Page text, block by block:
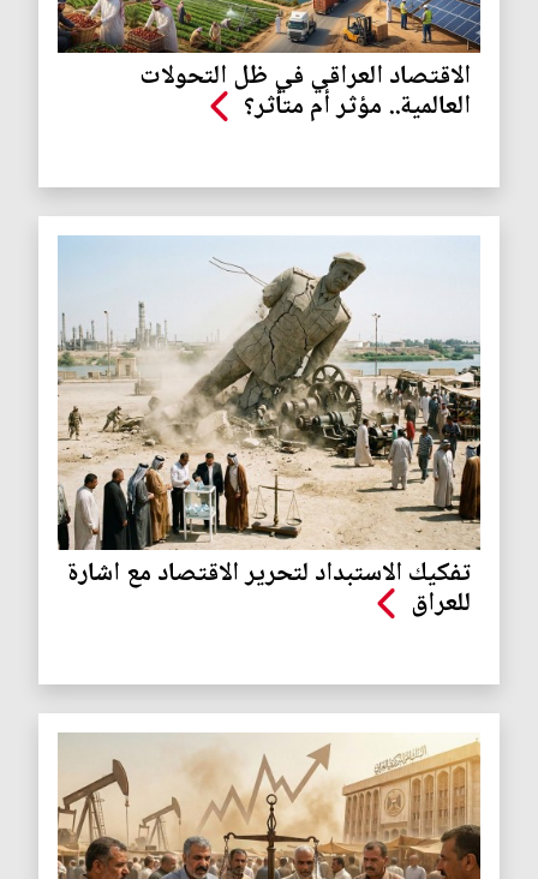
الاقتصاد العراقي في ظل التحولات
العالمية.. مؤثر أم متأثر؟
تفكيك الاستبداد لتحرير الاقتصاد مع اشارة
للعراق